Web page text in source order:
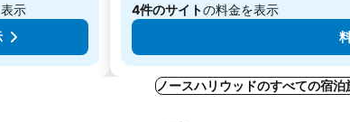
示
4件のサイトの料金を表示
ノースハリウッドのすべての宿泊